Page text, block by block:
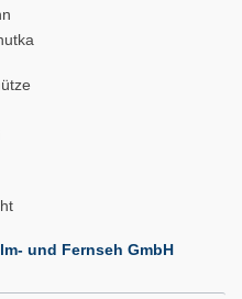
und Fernseh GmbH